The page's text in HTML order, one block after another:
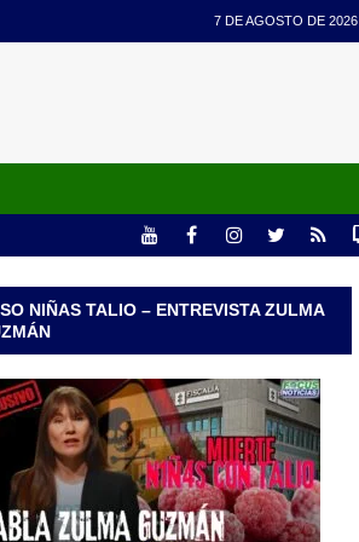
7 DE AGOSTO DE 2026
NIÑAS TALIO – ENTREVISTA ZULMA